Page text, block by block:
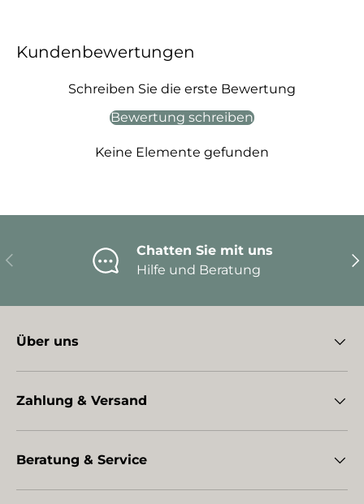
Kundenbewertungen
Schreiben Sie die erste Bewertung
Bewertung schreiben
Keine Elemente gefunden
Vorherige
Chatten Sie mit uns
Hilfe und Beratung
Über uns
Zahlung & Versand
Beratung & Service